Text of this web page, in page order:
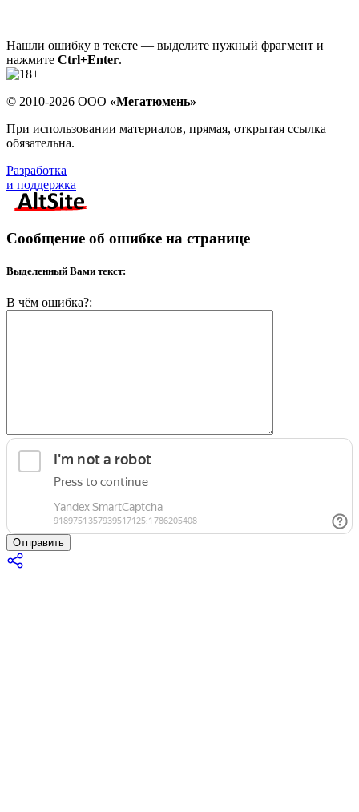
Нашли ошибку в тексте — выделите нужный фрагмент и
нажмите Ctrl+Enter.
© 2010-2026 ООО «Мегатюмень»
При использовании материалов, прямая, открытая ссылка
обязательна.
Разработка
и поддержка
Сообщение об ошибке на странице
Выделенный Вами текст:
В чём ошибка?:
Отправить